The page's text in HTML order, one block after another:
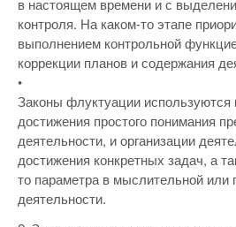
контроля. На каком-то этапе
выполнением контрольной
коррекции планов и содержания
•
Законы флуктуации используются
достижения простого понимания
деятельности, и организации
достижения конкретных задач, а
то параметра в мыслительной или
деятельности.